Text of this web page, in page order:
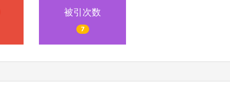
被引次数
7